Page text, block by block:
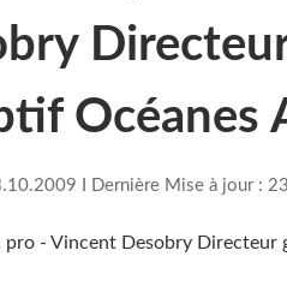
Océanes
I Dernière Mise à jour :